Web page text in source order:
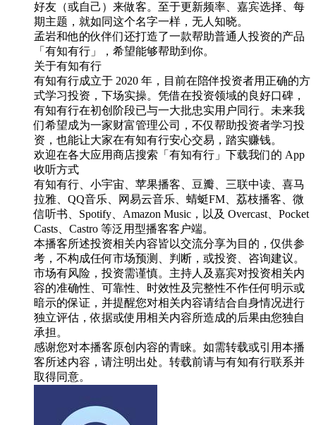
好友（或自己）来做客。至于更新频率、嘉宾选择、每
期主题，就如同这个名字一样，无人知晓。
孟岩和他的伙伴们还打造了一款帮助普通人投资的产品
「有知有行」，希望能够帮助到你。
关于有知有行
有知有行成立于 2020 年，目前在陪伴投资者用正确的方
式学习投资，下场实操。凭借在投资领域的良好口碑，
有知有行在初创阶段已与一大批忠实用户同行。未来我
们希望成为一家财富管理公司，不仅帮助投资者学习投
资，也能让大家在有知有行安心交易，踏实赚钱。
欢迎在各大应用商店搜索「有知有行」下载我们的 App
收听方式
有知有行、小宇宙、苹果播客、豆瓣、三联中读、喜马
拉雅、QQ音乐、网易云音乐、蜻蜓FM、荔枝播客、微
信听书、Spotify、Amazon Music，以及 Overcast、Pocket
Casts、Castro 等泛用型播客客户端。
本播客所述投资相关内容皆以交流分享为目的，仅供参
考，不构成任何市场预测、判断，或投资、咨询建议。
市场有风险，投资需谨慎。主持人及嘉宾对投资相关内
容的准确性、可靠性、时效性及完整性不作任何明示或
暗示的保证，并提醒您对相关内容请结合自身情况进行
独立评估，依据或使用相关内容所造成的后果由您独自
承担。
感谢您对本播客原创内容的青睐。如需转载或引用本播
客所述内容，请注明出处。转载前请与有知有行联系并
取得同意。